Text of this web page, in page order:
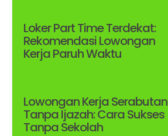
Loker Part Time Terdekat:
Rekomendasi Lowongan
Kerja Paruh Waktu
Lowongan Kerja Serabutan
Tanpa Ijazah: Cara Sukses
Tanpa Sekolah